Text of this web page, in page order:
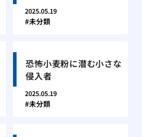
2025.05.19
未分類
恐怖小麦粉に潜む小さな
侵入者
2025.05.19
未分類